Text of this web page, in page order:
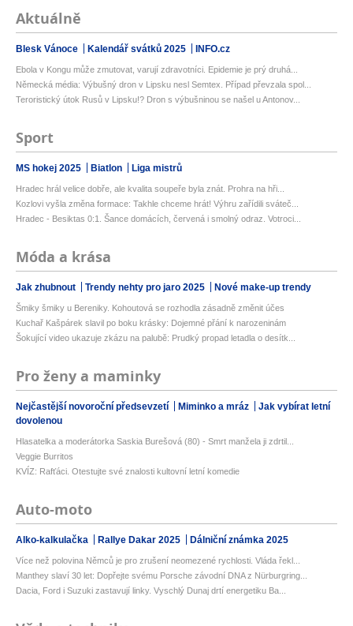
Aktuálně
Blesk Vánoce Kalendář svátků 2025 INFO.cz
Ebola v Kongu může zmutovat, varují zdravotníci. Epidemie je prý druhá...
Německá média: Výbušný dron v Lipsku nesl Semtex. Případ převzala spol...
Teroristický útok Rusů v Lipsku!? Dron s výbušninou se našel u Antonov...
Sport
MS hokej 2025 Biatlon Liga mistrů
Hradec hrál velice dobře, ale kvalita soupeře byla znát. Prohra na hři...
Kozlovi vyšla změna formace: Takhle chceme hrát! Výhru zařídili sváteč...
Hradec - Besiktas 0:1. Šance domácích, červená i smolný odraz. Votroci...
Móda a krása
Jak zhubnout Trendy nehty pro jaro 2025 Nové make-up trendy
Šmiky šmiky u Bereniky. Kohoutová se rozhodla zásadně změnit účes
Kuchař Kašpárek slavil po boku krásky: Dojemné přání k narozeninám
Šokující video ukazuje zkázu na palubě: Prudký propad letadla o desítk...
Pro ženy a maminky
Nejčastější novoroční předsevzetí Miminko a mráz
Jak vybírat letní
dovolenou
Hlasatelka a moderátorka Saskia Burešová (80) - Smrt manžela ji zdrtil...
Veggie Burritos
KVÍZ: Rafťáci. Otestujte své znalosti kultovní letní komedie
Auto-moto
Alko-kalkulačka Rallye Dakar 2025 Dálniční známka 2025
Více než polovina Němců je pro zrušení neomezené rychlosti. Vláda řekl...
Manthey slaví 30 let: Dopřejte svému Porsche závodní DNA z Nürburgring...
Dacia, Ford i Suzuki zastavují linky. Vyschlý Dunaj drtí energetiku Ba...